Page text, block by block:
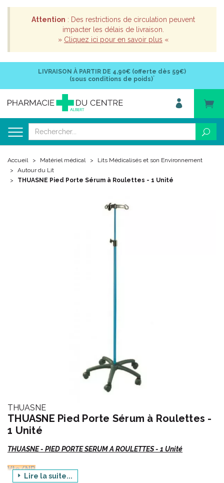
Attention : Des restrictions de circulation peuvent
impacter les délais de livraison.
» Cliquez ici pour en savoir plus «
LIVRAISON À PARTIR DE 4,90€ (offerte dès 59€)
(sous conditions de poids)*
Accueil Matériel médical
Lits Médicalisés et son Environnement
Autour du Lit
THUASNE Pied Porte Sérum à Roulettes - 1 Unité
THUASNE
THUASNE Pied Porte Sérum à Roulettes -
1 Unité
THUASNE - PIED PORTE SERUM A ROULETTES - 1 Unité
Vte/NR
Lire la suite...